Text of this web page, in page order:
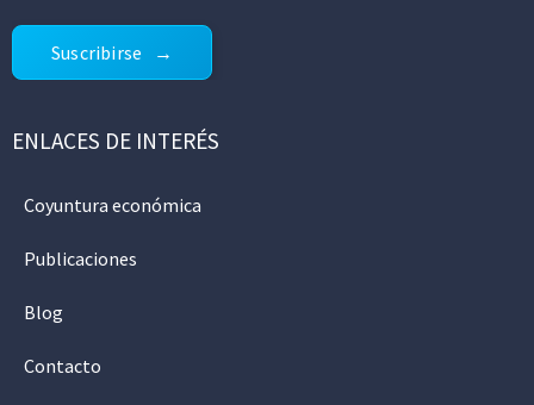
Suscribirse
ENLACES DE INTERÉS
Coyuntura económica
Publicaciones
Blog
Contacto